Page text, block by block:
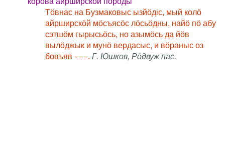
Тӧвнас на Бузмаковыс ызйӧдіс, мый колӧ
айрширскӧй мӧсъясӧс лӧсьӧдны, найӧ пӧ абу
сэтшӧм гырысьӧсь, но азымӧсь да йӧв
вылӧджык и мунӧ вердасыс, и вӧраныс оз
бовъяв −−−. Г. Юшков, Рӧдвуж пас.